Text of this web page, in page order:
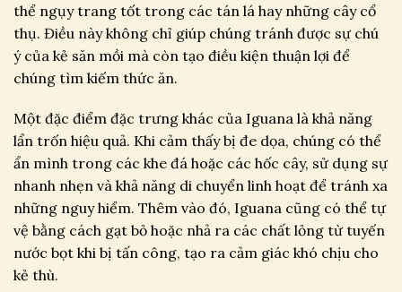
thể ngụy trang tốt trong các tán lá hay những cây cổ
thụ. Điều này không chỉ giúp chúng tránh được sự chú
ý của kẻ săn mồi mà còn tạo điều kiện thuận lợi để
chúng tìm kiếm thức ăn.
Một đặc điểm đặc trưng khác của Iguana là khả năng
lẩn trốn hiệu quả. Khi cảm thấy bị đe dọa, chúng có thể
ẩn mình trong các khe đá hoặc các hốc cây, sử dụng sự
nhanh nhẹn và khả năng di chuyển linh hoạt để tránh xa
những nguy hiểm. Thêm vào đó, Iguana cũng có thể tự
vệ bằng cách gạt bỏ hoặc nhả ra các chất lỏng từ tuyến
nước bọt khi bị tấn công, tạo ra cảm giác khó chịu cho
kẻ thù.